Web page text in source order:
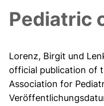
Pediatric
Lorenz, Birgit und
official publication of
Association for